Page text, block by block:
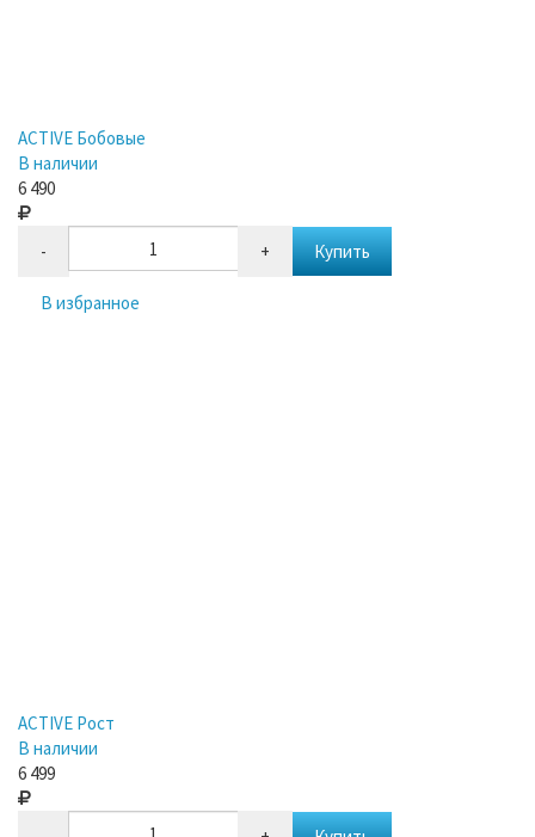
ACTIVE Бобовые
В наличии
6 490
- + Купить
В избранное
ACTIVE Рост
В наличии
6 499